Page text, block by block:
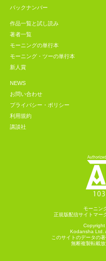
バックナンバー
作品一覧と試し読み
著者一覧
モーニングの単行本
モーニング・ツーの単行本
新人賞
NEWS
お問い合わせ
プライバシー・ポリシー
利用規約
講談社
モーニン
正規版配信サイトマー
Kodansha Ltd.
このサイトのデータの
無断複製転載放